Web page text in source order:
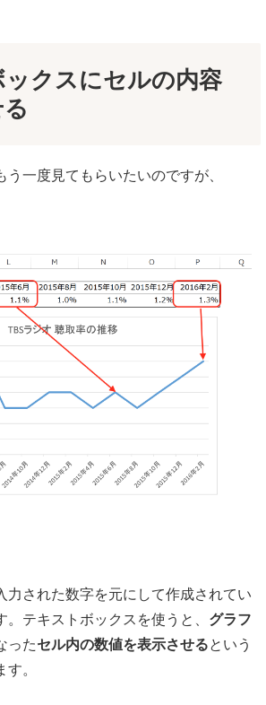
クスにセルの内容
う一度見てもらいたいのですが、
力された数字を元にして作成されてい
。テキストボックスを使うと、 グラフ
ったセル内の数値を表示させるという
。